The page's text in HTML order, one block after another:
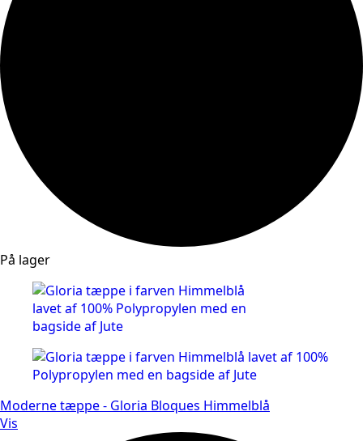
På lager
Moderne tæppe - Gloria Bloques Himmelblå
Vis